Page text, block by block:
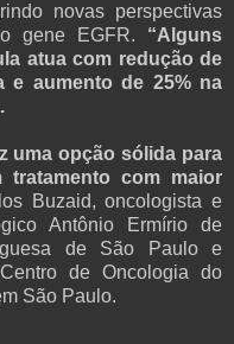
novas perspectivas
gene EGFR. “Alguns
atua com redução de
e aumento de 25% na
uma opção sólida para
com maior
Buzaid, oncologista e
Antônio Ermírio de
de São Paulo e
de Oncologia do
São Paulo.